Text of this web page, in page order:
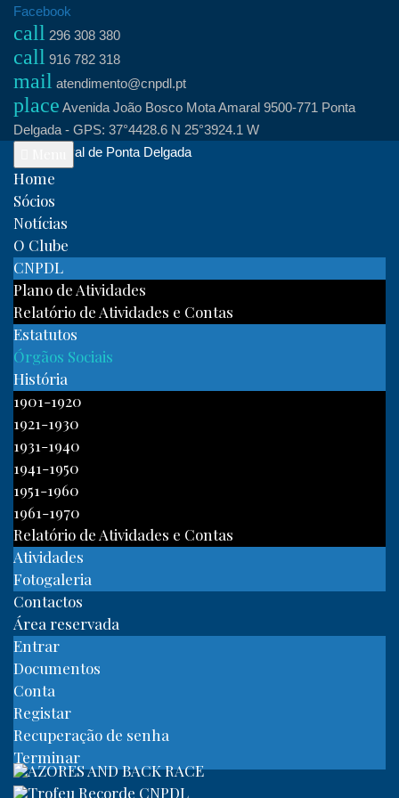
Skip
content
Facebook
call 296 308 380
call 916 782 318
mail atendimento@cnpdl.pt
place Avenida João Bosco Mota Amaral 9500-771 Ponta
Delgada - GPS: 37°4428.6 N 25°3924.1 W
Clube Naval de Ponta Delgada
Home
Sócios
Notícias
O Clube
CNPDL
Plano de Atividades
Relatório de Atividades e Contas
Estatutos
Órgãos Sociais
História
1901-1920
1921-1930
1931-1940
1941-1950
1951-1960
1961-1970
Relatório de Atividades e Contas
Atividades
Fotogaleria
Contactos
Área reservada
Entrar
Documentos
Conta
Registar
Recuperação de senha
Terminar